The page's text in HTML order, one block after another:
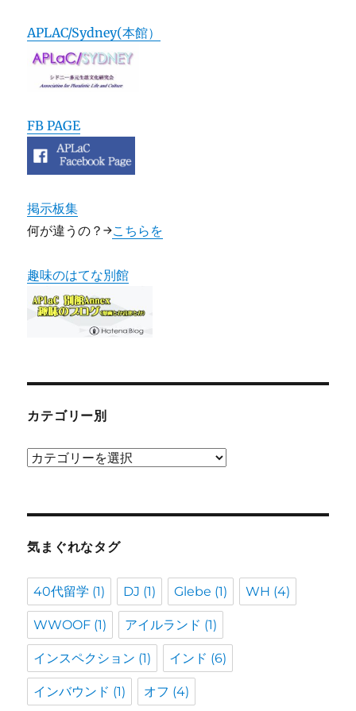
APLAC/Sydney(本館）
FB PAGE
掲示板集
何が違うの？→こちらを
趣味のはてな別館
カテゴリー別
カ
ー
気まぐれなタグ
40代留学 (1) DJ (1) Glebe (1) WH (4)
WWOOF (1) アイルランド (1)
インスペクション (1) インド (6)
インバウンド (1) オフ (4)